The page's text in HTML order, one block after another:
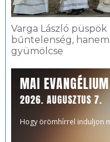
Varga László
bűntelenség,
gyümölcse
MAI EVANGÉLIUM
2026. AUGUSZTUS 7.
Hogy örömhírrel induljon